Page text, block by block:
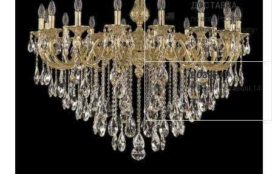
ДОСТАВКА
по всей России.
Самовывоз из шоу-
рума
ВОЗВРАТ
и обмен в течении 14
дней